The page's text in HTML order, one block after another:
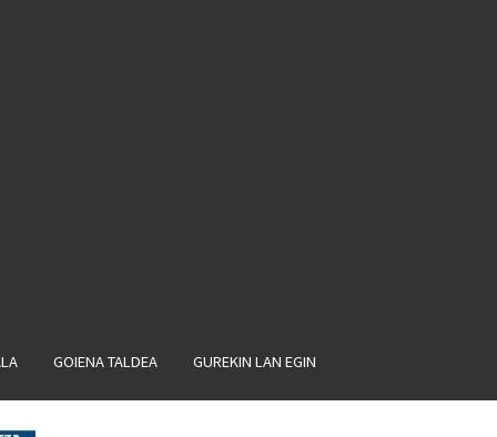
GOIENA TALDEA GUREKIN LAN EGIN